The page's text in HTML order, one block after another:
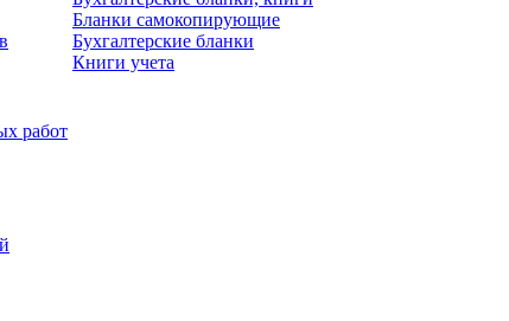
Бланки самокопирующие
Бухгалтерские бланки
Книги учета
работ